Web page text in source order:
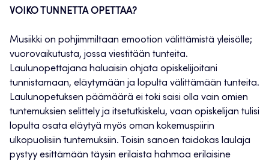
VOIKO TUNNETTA OPETTAA?
Musiikki on pohjimmiltaan emootion välittämistä yleisölle;
vuorovaikutusta, jossa viestitään tunteita.
Laulunopettajana haluaisin ohjata opiskelijoitani
tunnistamaan, eläytymään ja lopulta välittämään tunteita.
Laulunopetuksen päämäärä ei toki saisi olla vain omien
tuntemuksien selittely ja itsetutkiskelu, vaan opiskelijan tulisi
lopulta osata eläytyä myös oman kokemuspiirin
ulkopuolisiin tuntemuksiin. Toisin sanoen taidokas laulaja
pystyy esittämään täysin erilaista hahmoa erilaisine